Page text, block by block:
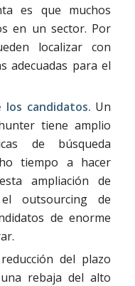
es que muchos
en un sector. Por
localizar con
adecuadas para el
candidatos. Un
tiene amplio
de búsqueda
tiempo a hacer
ampliación de
outsourcing de
de enorme
del plazo
rebaja del alto